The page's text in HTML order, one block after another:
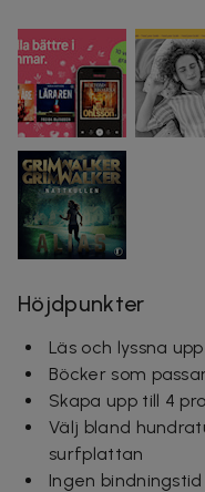
Höjdpunkter
Läs och lyssna
Böcker som
Skapa upp till 4
Välj bland
surfplattan
Ingen